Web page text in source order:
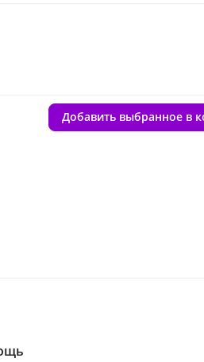
Добавить выбранное в